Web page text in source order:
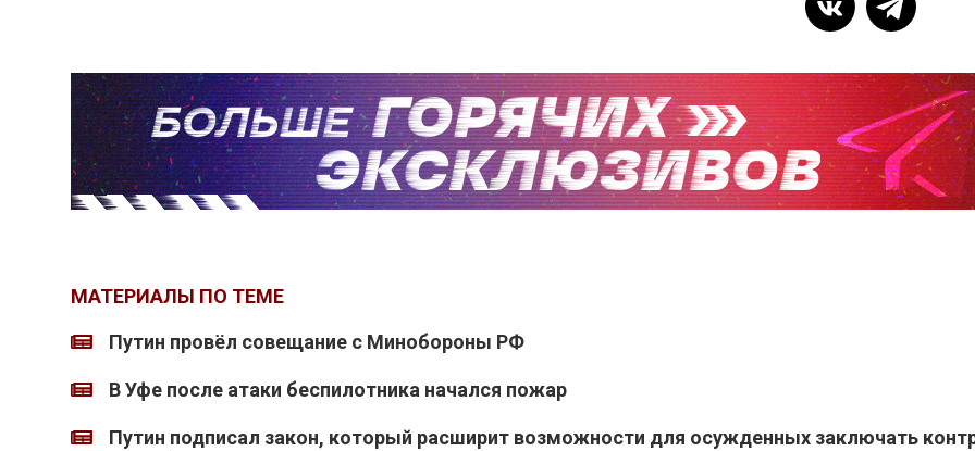
МАТЕРИАЛЫ ПО ТЕМЕ
Путин провёл совещание с Минобороны РФ
В Уфе после атаки беспилотника начался пожар
Путин подписал закон, который расширит возможности для осужденных заключать